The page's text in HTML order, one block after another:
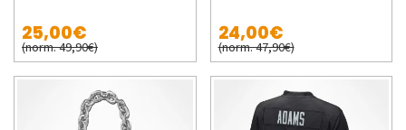
25,00€
(norm. 49,90€)
24,00€
(norm. 47,90€)